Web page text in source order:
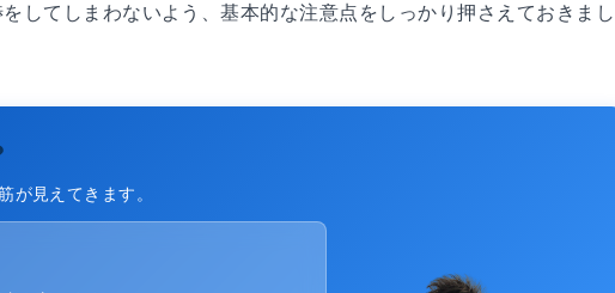
してしまわないよう、基本的な注意点をしっかり押さえておきまし
が見えてきます。